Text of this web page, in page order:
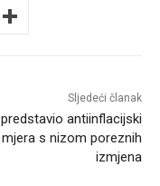
Sljedeći članak
antiinflacijski
s nizom poreznih
izmjena